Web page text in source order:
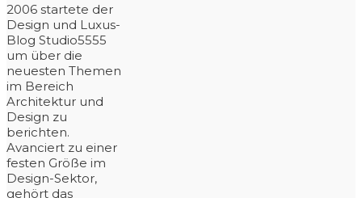
2006 startete der
Design und Luxus-
Blog Studio5555
um über die
neuesten Themen
im Bereich
Architektur und
Design zu
berichten.
Avanciert zu einer
festen Größe im
Design-Sektor,
gehört das